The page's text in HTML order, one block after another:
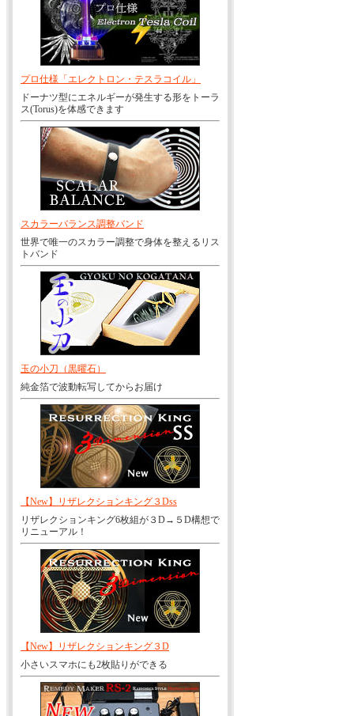
プロ仕様「エレクトロン・テスラコイル」
ドーナツ型にエネルギーが発生する形をトーラ
ス(Torus)を体感できます
スカラーバランス調整バンド
世界で唯一のスカラー調整で身体を整えるリス
トバンド
玉の小刀（黒曜石）
純金箔で波動転写してからお届け
【New】リザレクションキング３Dss
リザレクションキング6枚組が３D→５D構想で
リニューアル！
【New】リザレクションキング３D
小さいスマホにも2枚貼りができる